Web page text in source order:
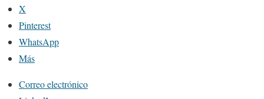
X
Pinterest
WhatsApp
Más
Correo electrónico